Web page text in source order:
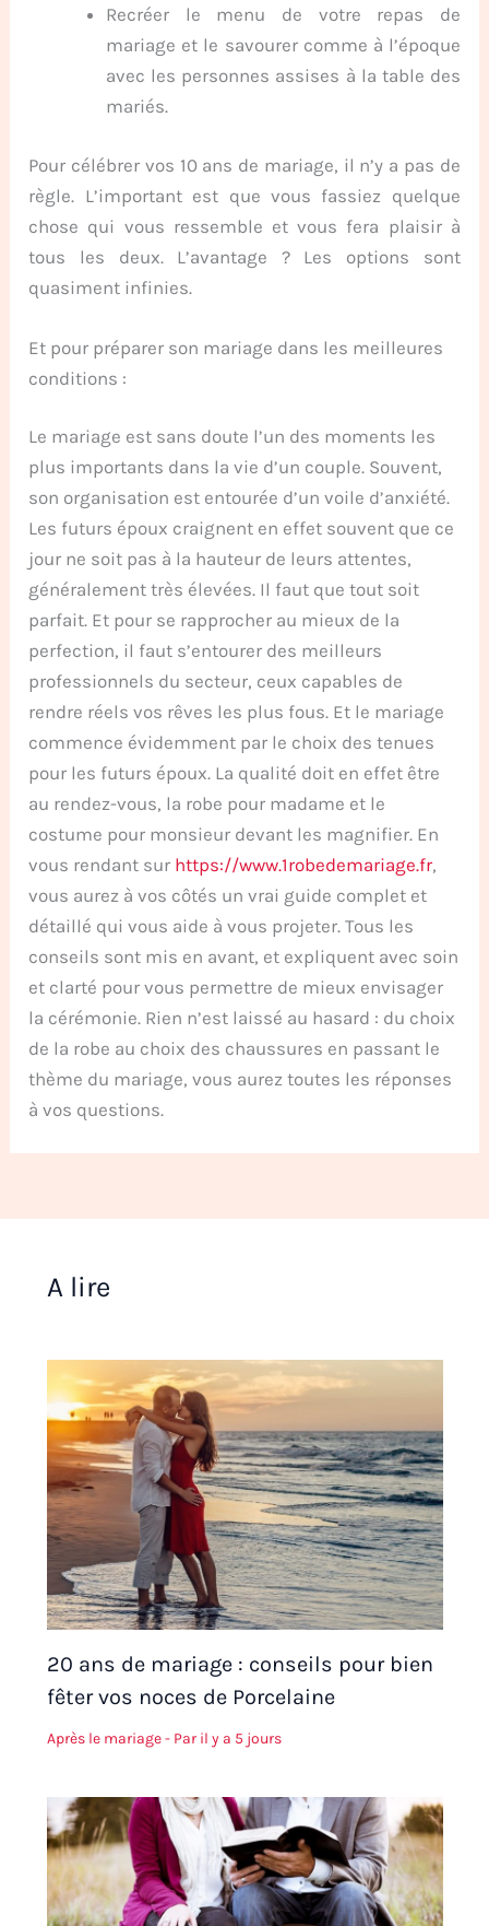
Recréer le menu de votre repas de
mariage et le savourer comme à l’époque
avec les personnes assises à la table des
mariés.
Pour célébrer vos 10 ans de mariage, il n’y a pas de
règle. L’important est que vous fassiez quelque
chose qui vous ressemble et vous fera plaisir à
tous les deux. L’avantage ? Les options sont
quasiment infinies.
Et pour préparer son mariage dans les meilleures
conditions :
Le mariage est sans doute l’un des moments les
plus importants dans la vie d’un couple. Souvent,
son organisation est entourée d’un voile d’anxiété.
Les futurs époux craignent en effet souvent que ce
jour ne soit pas à la hauteur de leurs attentes,
généralement très élevées. Il faut que tout soit
parfait. Et pour se rapprocher au mieux de la
perfection, il faut s’entourer des meilleurs
professionnels du secteur, ceux capables de
rendre réels vos rêves les plus fous. Et le mariage
commence évidemment par le choix des tenues
pour les futurs époux. La qualité doit en effet être
au rendez-vous, la robe pour madame et le
costume pour monsieur devant les magnifier. En
vous rendant sur https://www.1robedemariage.fr,
vous aurez à vos côtés un vrai guide complet et
détaillé qui vous aide à vous projeter. Tous les
conseils sont mis en avant, et expliquent avec soin
et clarté pour vous permettre de mieux envisager
la cérémonie. Rien n’est laissé au hasard : du choix
de la robe au choix des chaussures en passant le
thème du mariage, vous aurez toutes les réponses
à vos questions.
A lire
20 ans de mariage : conseils pour bien
fêter vos noces de Porcelaine
Après le mariage- Par il y a 5 jours